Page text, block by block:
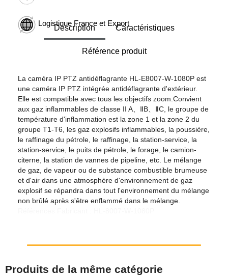
Logistique France et Export
Description Caractéristiques
Référence produit
La caméra IP PTZ antidéflagrante HL-E8007-W-1080P est
une caméra IP PTZ intégrée antidéflagrante d'extérieur.
Elle est compatible avec tous les objectifs zoom.Convient
aux gaz inflammables de classe II A、ⅡB、ⅡC, le groupe de
température d'inflammation est la zone 1 et la zone 2 du
groupe T1-T6, les gaz explosifs inflammables, la poussière,
le raffinage du pétrole, le raffinage, la station-service, la
station-service, le puits de pétrole, le forage, le camion-
citerne, la station de vannes de pipeline, etc. Le mélange
de gaz, de vapeur ou de substance combustible brumeuse
et d'air dans une atmosphère d'environnement de gaz
explosif se répandra dans tout l'environnement du mélange
non brûlé après s'être enflammé dans le mélange.
Produits de la même catégorie